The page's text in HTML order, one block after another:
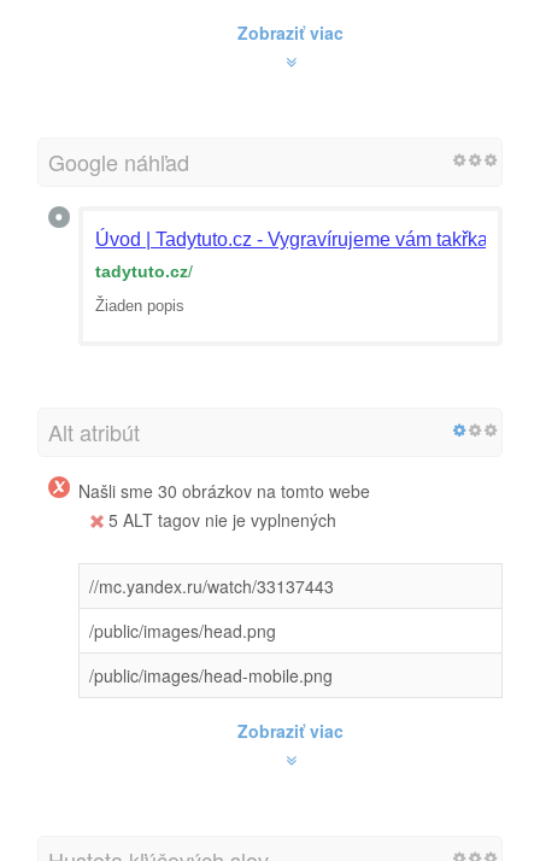
Zobraziť viac
Google náhľad
Úvod | Tadytuto.cz - Vygravírujeme vám takřka
tadytuto.cz/
Žiaden popis
Alt atribút
Našli sme 30 obrázkov na tomto webe
5 ALT tagov nie je vyplnených
//mc.yandex.ru/watch/33137443
/public/images/head.png
/public/images/head-mobile.png
Zobraziť viac